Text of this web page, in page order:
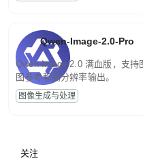
Qwen-Image-2.0-Pro
Qwen-Image-2.0 满血版，支
图参考和高分辨率输出。
图像生成与处理
关注